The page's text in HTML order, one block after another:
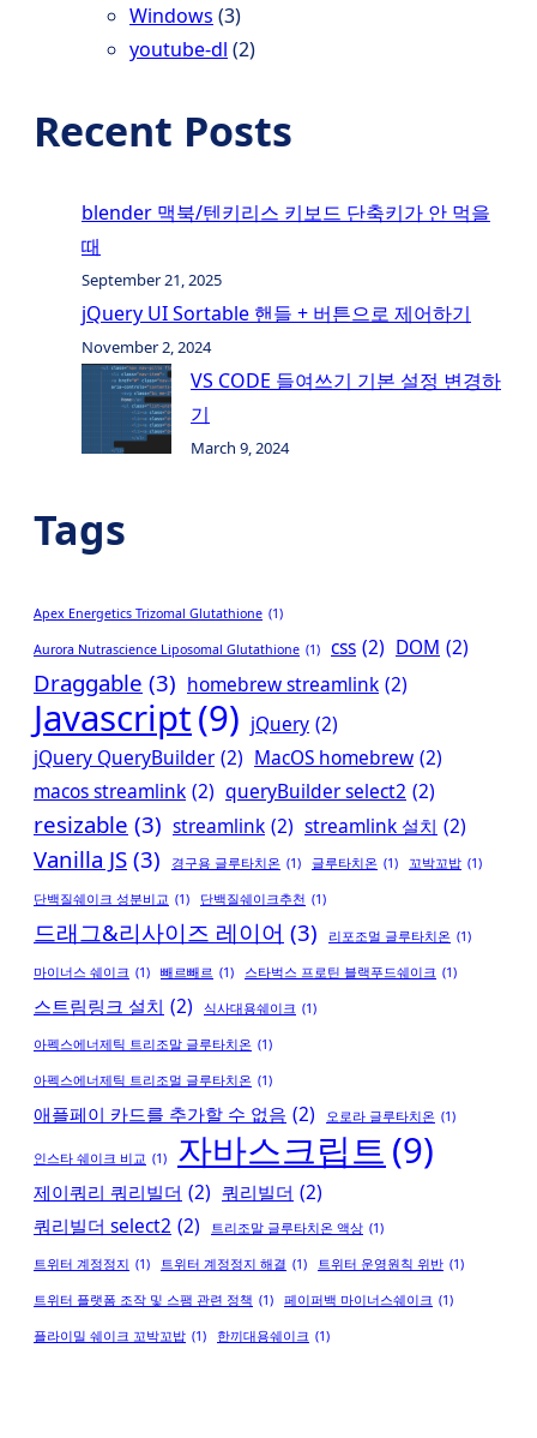
Windows (3)
youtube-dl (2)
Recent Posts
blender 맥북/텐키리스 키보드 단축키가 안 먹을
때
September 21, 2025
jQuery UI Sortable 핸들 + 버튼으로 제어하기
November 2, 2024
VS CODE 들여쓰기 기본 설정 변경하
기
March 9, 2024
Tags
Apex Energetics Trizomal Glutathione (1)
Aurora Nutrascience Liposomal Glutathione (1) css (2) DOM (2)
Draggable (3) homebrew streamlink (2)
Javascript(9) jQuery (2)
jQuery QueryBuilder (2) MacOS homebrew (2)
macos streamlink (2) queryBuilder select2 (2)
resizable (3) streamlink (2) streamlink 설치 (2)
Vanilla JS (3) 경구용 글루타치온 (1) 글루타치온 (1) 꼬박꼬밥 (1)
단백질쉐이크 성분비교 (1) 단백질쉐이크추천 (1)
드래그&리사이즈 레이어 (3) 리포조멀 글루타치온 (1)
마이너스 쉐이크 (1) 빼르빼르 (1) 스타벅스 프로틴 블랙푸드쉐이크 (1)
스트림링크 설치 (2) 식사대용쉐이크 (1)
아펙스에너제틱 트리조말 글루타치온 (1)
아펙스에너제틱 트리조멀 글루타치온 (1)
애플페이 카드를 추가할 수 없음 (2) 오로라 글루타치온 (1)
인스타 쉐이크 비교 (1) 자바스크립트 (9)
제이쿼리 쿼리빌더 (2) 쿼리빌더 (2)
쿼리빌더 select2 (2) 트리조말 글루타치온 액상 (1)
트위터 계정정지 (1) 트위터 계정정지 해결 (1) 트위터 운영원칙 위반 (1)
트위터 플랫폼 조작 및 스팸 관련 정책 (1) 페이퍼백 마이너스쉐이크 (1)
플라이밀 쉐이크 꼬박꼬밥 (1) 한끼대용쉐이크 (1)